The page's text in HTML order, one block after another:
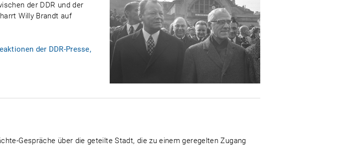
der DDR und der
Willy Brandt auf
der DDR-Presse,
Gespräche über die geteilte Stadt, die zu einem geregelten Zugang